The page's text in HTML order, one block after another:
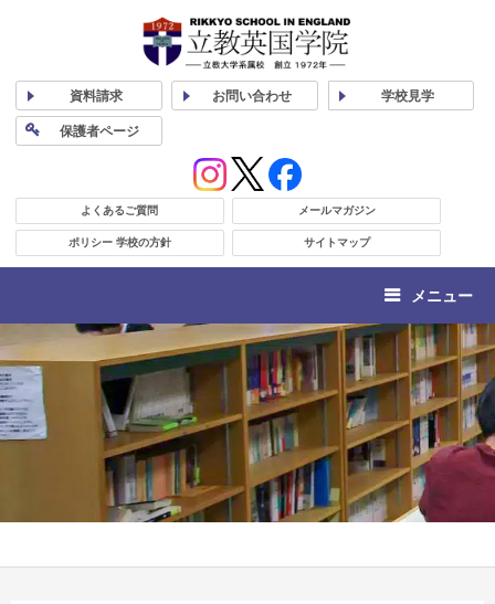
資料請求 お問い合わせ 学校見学
保護者ページ
よくあるご質問 メールマガジン
ポリシー 学校の方針 サイトマップ
メニュー